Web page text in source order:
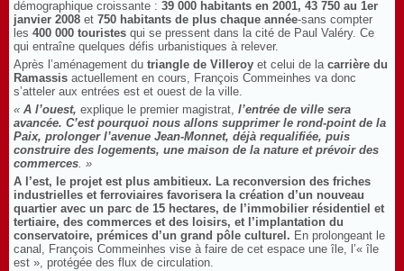
démographique croissante : 39 000 habitants en 2001, 43 750 au 1er
janvier 2008 et 750 habitants de plus chaque année-sans compter
les 400 000 touristes qui se pressent dans la cité de Paul Valéry. Ce
qui entraîne quelques défis urbanistiques à relever.
Après l’aménagement du triangle de Villeroy et celui de la carrière du
Ramassis actuellement en cours, François Commeinhes va donc
s’atteler aux entrées est et ouest de la ville.
« A l’ouest, explique le premier magistrat, l’entrée de ville sera
avancée. C’est pourquoi nous allons supprimer le rond-point de la
Paix, prolonger l’avenue Jean-Monnet, déjà requalifiée, puis
construire des logements, une maison de la nature et prévoir des
commerces. »
A l’est, le projet est plus ambitieux. La reconversion des friches
industrielles et ferroviaires favorisera la création d’un nouveau
quartier avec un parc de 15 hectares, de l’immobilier résidentiel et
tertiaire, des commerces et des loisirs, et l’implantation du
conservatoire, prémices d’un grand pôle culturel. En prolongeant le
canal, François Commeinhes vise à faire de cet espace une île, l’« île
est », protégée des flux de circulation.